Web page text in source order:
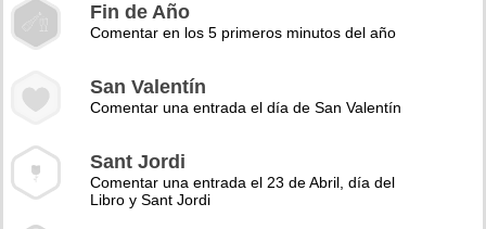
Fin de Año
Comentar en los 5 primeros minutos del año
San Valentín
Comentar una entrada el día de San Valentín
Sant Jordi
Comentar una entrada el 23 de Abril, día del
Libro y Sant Jordi